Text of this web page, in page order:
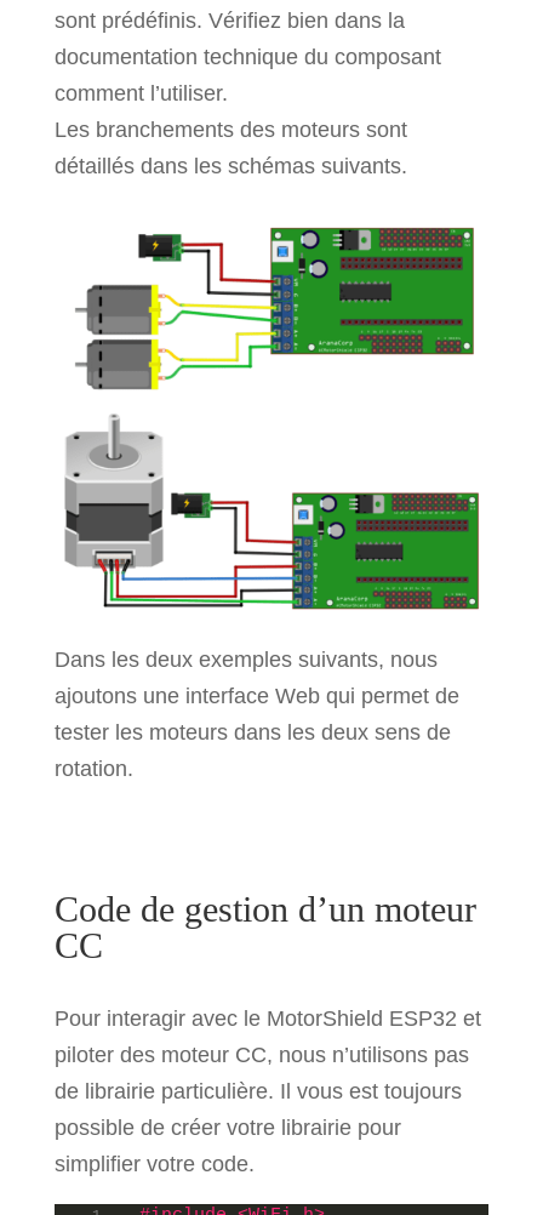
sont prédéfinis. Vérifiez bien dans la
documentation technique du composant
comment l’utiliser.
Les branchements des moteurs sont
détaillés dans les schémas suivants.
Dans les deux exemples suivants, nous
ajoutons une interface Web qui permet de
tester les moteurs dans les deux sens de
rotation.
Code de gestion d’un moteur
CC
Pour interagir avec le MotorShield ESP32 et
piloter des moteur CC, nous n’utilisons pas
de librairie particulière. Il vous est toujours
possible de créer votre librairie pour
simplifier votre code.